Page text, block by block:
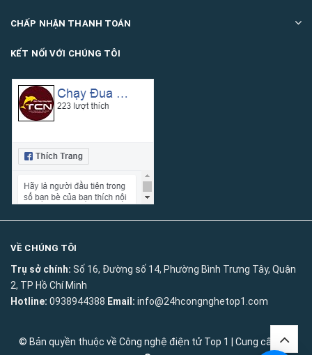
CHẤP NHẬN THANH TOÁN
KẾT NỐI VỚI CHÚNG TÔI
VỀ CHÚNG TÔI
Trụ sở chính: Số 16, Đường số 14, Phường Bình Trưng Tây, Quận
2, TP Hồ Chí Minh
Hotline: 0938944388 Email: info@24hcongnghetop1.com
© Bản quyền thuộc về Công nghệ điện tử Top 1
Cung cấp bởi